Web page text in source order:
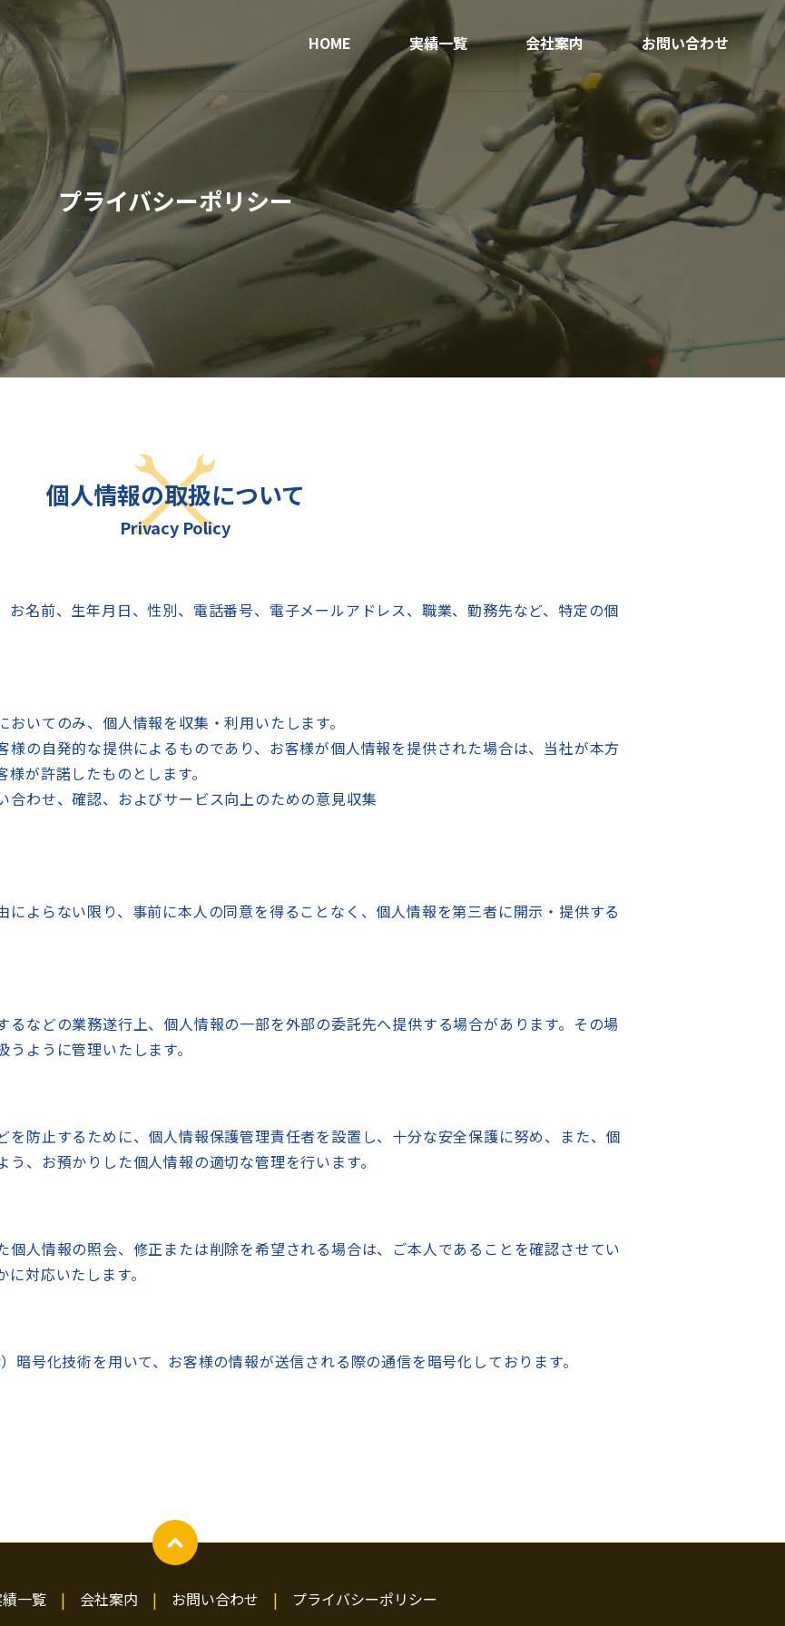
HOME 実績一覧 会社案内 お問い合わせ
プライバシーポリシー
個人情報の取扱について
Privacy Policy
お名前、生年月日、性別、電話番号、電子メールアドレス、職業、勤務先など、特定の個
いてのみ、個人情報を収集・利用いたします。
様の自発的な提供によるものであり、お客様が個人情報を提供された場合は、当社が本方
が許諾したものとします。
合わせ、確認、およびサービス向上のための意見収集
よらない限り、事前に本人の同意を得ることなく、個人情報を第三者に開示・提供する
などの業務遂行上、個人情報の一部を外部の委託先へ提供する場合があります。その場
ように管理いたします。
を防止するために、個人情報保護管理責任者を設置し、十分な安全保護に努め、また、個
、お預かりした個人情報の適切な管理を行います。
個人情報の照会、修正または削除を希望される場合は、ご本人であることを確認させてい
対応いたします。
号化技術を用いて、お客様の情報が送信される際の通信を暗号化しております。
一覧 会社案内 お問い合わせ
プライバシーポリシー